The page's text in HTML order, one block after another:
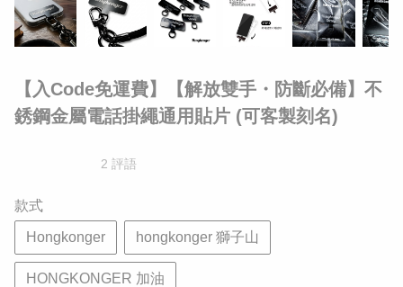
【入Code免運費】​【解放雙手・防斷必備】不
銹鋼金屬電話掛繩通用貼片 (可客製刻名)
2 評語
款式
Hongkonger hongkonger 獅子山
HONGKONGER 加油